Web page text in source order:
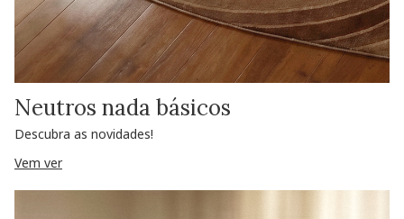
Neutros nada básicos
Descubra as novidades!
Vem ver